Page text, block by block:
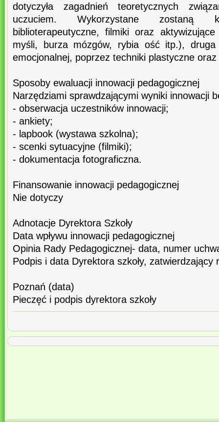
dotyczyła zagadnień teoretycznych
uczuciem. Wykorzystane
biblioterapeutyczne, filmiki oraz
myśli, burza mózgów, rybia ość itp.), druga
emocjonalnej, poprzez techniki plastyczne
Sposoby ewaluacji innowacji pedagogicznej
Narzędziami sprawdzającymi wyniki innowacji
- obserwacja uczestników innowacji;
- ankiety;
- lapbook (wystawa szkolna);
- scenki sytuacyjne (filmiki);
- dokumentacja fotograficzna.
Finansowanie innowacji pedagogicznej
Nie dotyczy
Adnotacje Dyrektora Szkoły
Data wpływu innowacji pedagogicznej
Opinia Rady Pedagogicznej- data, numer
Podpis i data Dyrektora szkoły, zatwierdzający
Poznań (data)
Pieczęć i podpis dyrektora szkoły